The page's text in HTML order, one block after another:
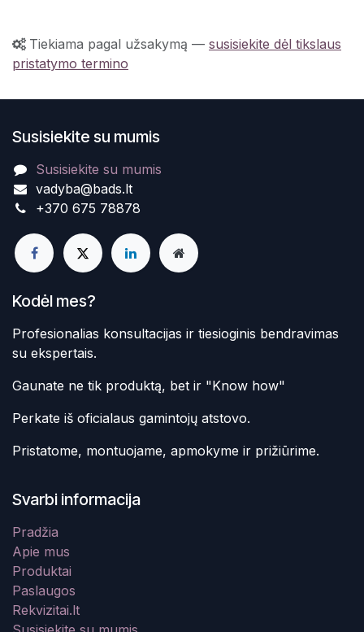
Tiekiama pagal užsakymą — susisiekite dėl tikslaus
pristatymo termino
Susisiekite su mumis
Susisiekite su mumis
vadyba@bads.lt
+370 675 78878
Kodėl mes?
Profesionalias konsultacijas ir tiesioginis bendravimas
su ekspertais.
Gaunate ne tik produktą, bet ir "Know how"
Perkate iš oficialaus gamintojų atstovo.
Pristatome, montuojame, apmokyme ir prižiūrime.
Svarbi informacija
Pradžia
Apie mus
Produktai
Paslaugos
Rekvizitai.lt